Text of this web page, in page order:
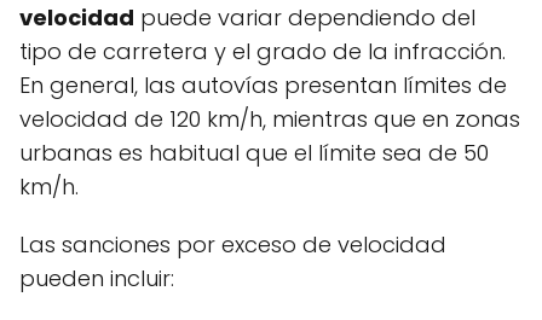
velocidad puede variar dependiendo del
tipo de carretera y el grado de la infracción.
En general, las autovías presentan límites de
velocidad de 120 km/h, mientras que en zonas
urbanas es habitual que el límite sea de 50
km/h.
Las sanciones por exceso de velocidad
pueden incluir: